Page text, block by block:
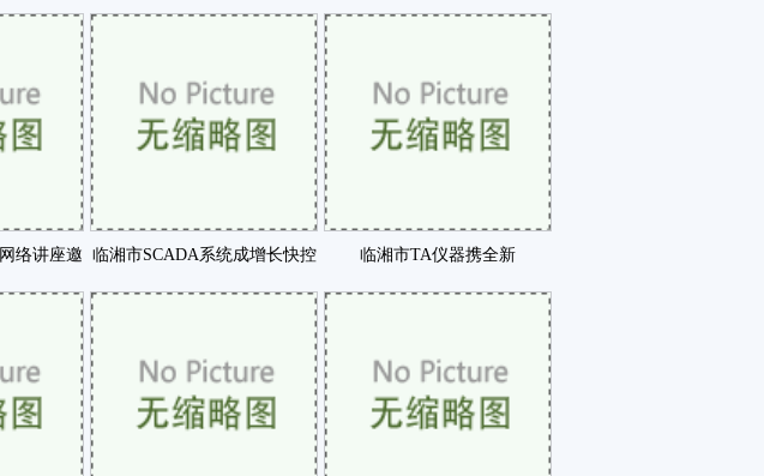
络讲座邀 临湘市SCADA系统成增长快控 临湘市TA仪器携全新